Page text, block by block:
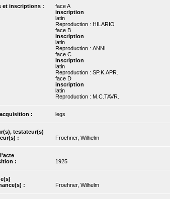
et inscriptions :
face A
inscription
latin
Reproduction : HILARIO
face B
inscription
latin
Reproduction : ANNI
face C
inscription
latin
Reproduction : SP.K.APR.
face D
inscription
latin
Reproduction : M.C.TAVR.
: legs
testateur(s)
:
Froehner, Wilhelm
:
1925
:
Froehner, Wilhelm